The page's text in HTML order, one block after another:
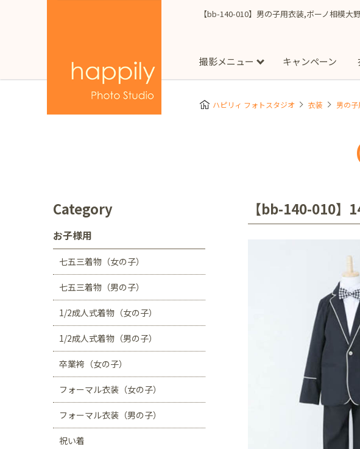
【bb-140-010】男の子用衣装,ボーノ相模大
撮影メニュー
スタジオ撮影
成人式フォ
お宮参り 入園・入学／卒
キャンペーン
Clothes
七五三着物(男の子)
フォーマル衣
マタニティ用ドレス
Store
つくば学園の森店
静岡県
More ハピリィ フォトスタジオ 衣装 男の
【bb-140-010】
Category
お子様用
七五三着物（女の子）
七五三着物（男の子）
1/2成人式着物（女の子）
1/2成人式着物（男の子）
卒業袴（女の子）
フォーマル衣装（女の子）
フォーマル衣装（男の子）
祝い着